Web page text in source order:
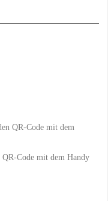
Code mit dem Handy